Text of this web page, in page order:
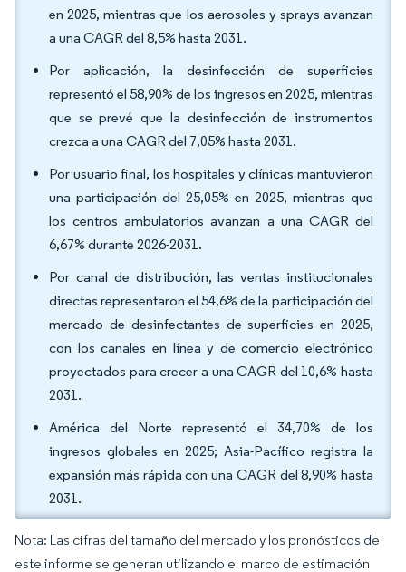
en 2025, mientras que los aerosoles y sprays avanzan
a una CAGR del 8,5% hasta 2031.
Por aplicación, la desinfección de superficies
representó el 58,90% de los ingresos en 2025, mientras
que se prevé que la desinfección de instrumentos
crezca a una CAGR del 7,05% hasta 2031.
Por usuario final, los hospitales y clínicas mantuvieron
una participación del 25,05% en 2025, mientras que
los centros ambulatorios avanzan a una CAGR del
6,67% durante 2026-2031.
Por canal de distribución, las ventas institucionales
directas representaron el 54,6% de la participación del
mercado de desinfectantes de superficies en 2025,
con los canales en línea y de comercio electrónico
proyectados para crecer a una CAGR del 10,6% hasta
2031.
América del Norte representó el 34,70% de los
ingresos globales en 2025; Asia-Pacífico registra la
expansión más rápida con una CAGR del 8,90% hasta
2031.
Nota: Las cifras del tamaño del mercado y los pronósticos de
este informe se generan utilizando el marco de estimación